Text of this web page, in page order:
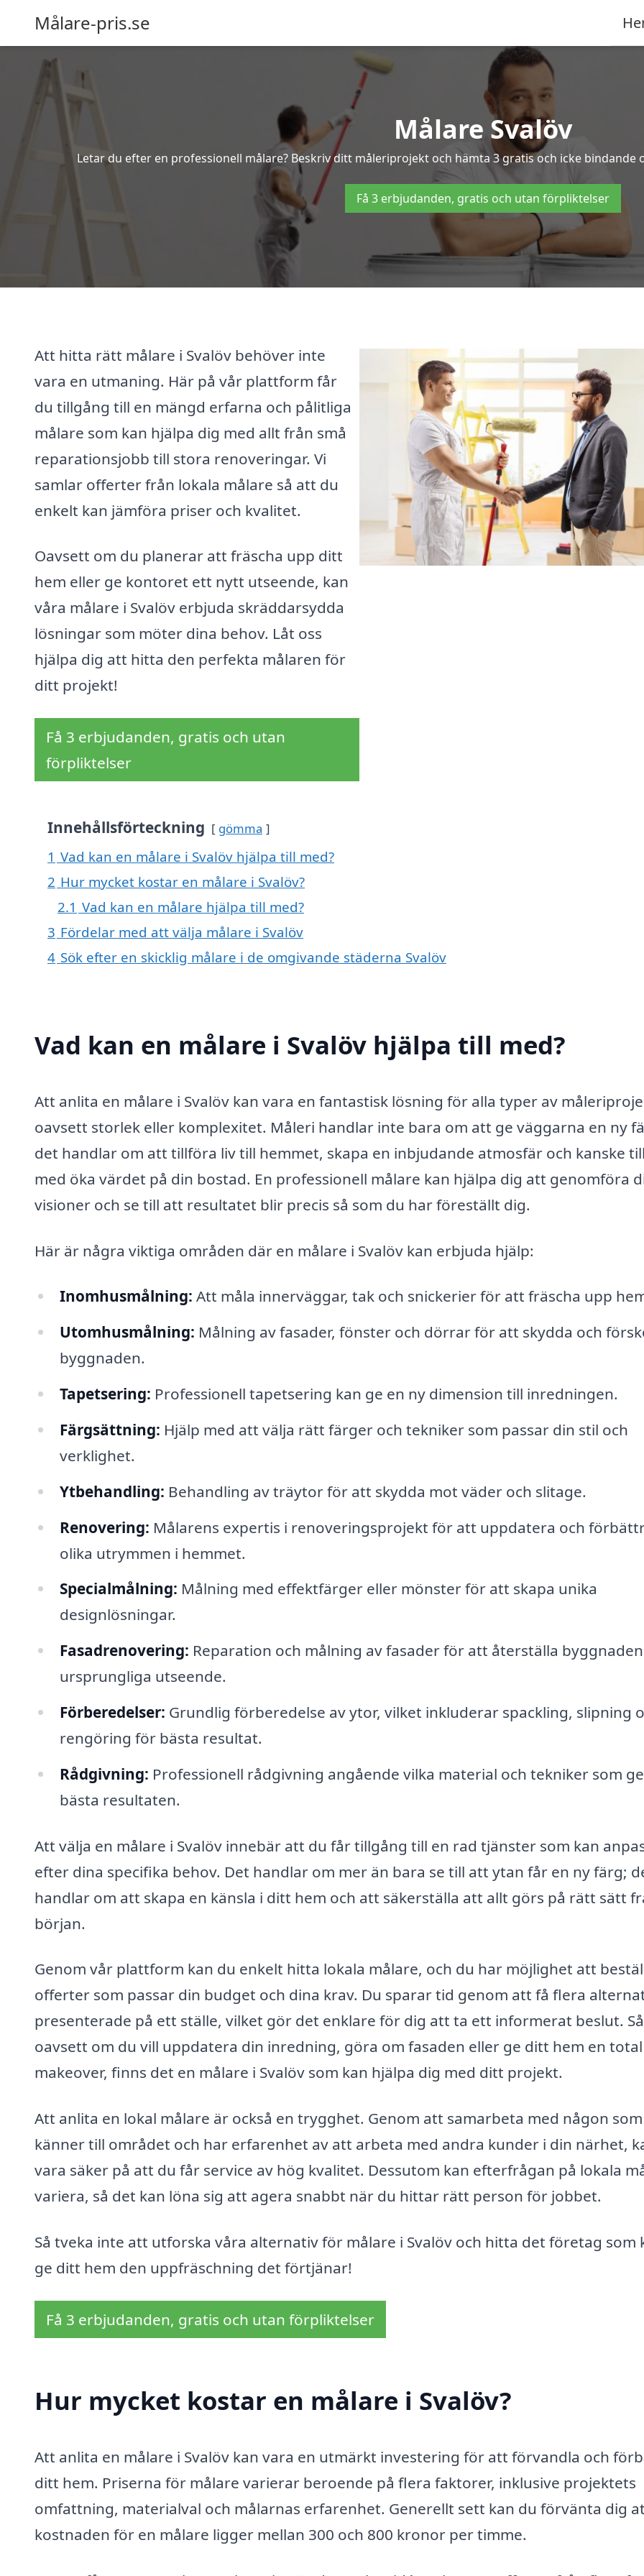
Målare-pris.se
Målare Svalöv
Letar du efter en professionell målare? Beskriv ditt måleriprojekt och hämta 3 gratis och icke
Få 3 erbjudanden, gratis och utan förpliktelser
Att hitta rätt målare i Svalöv behöver inte
vara en utmaning. Här på vår plattform får
du tillgång till en mängd erfarna och pålitliga
målare som kan hjälpa dig med allt från små
reparationsjobb till stora renoveringar. Vi
samlar offerter från lokala målare så att du
enkelt kan jämföra priser och kvalitet.
Oavsett om du planerar att fräscha upp ditt
hem eller ge kontoret ett nytt utseende, kan
våra målare i Svalöv erbjuda skräddarsydda
lösningar som möter dina behov. Låt oss
hjälpa dig att hitta den perfekta målaren för
ditt projekt!
Få 3 erbjudanden, gratis och utan
förpliktelser
Innehållsförteckning gömma
1 Vad kan en målare i Svalöv hjälpa till med?
2 Hur mycket kostar en målare i Svalöv?
2.1 Vad kan en målare hjälpa till med?
3 Fördelar med att välja målare i Svalöv
4 Sök efter en skicklig målare i de omgivande städerna Svalöv
Vad kan en målare i Svalöv hjälpa till med?
Att anlita en målare i Svalöv kan vara en fantastisk lösning för alla typer av
oavsett storlek eller komplexitet. Måleri handlar inte bara om att ge väggarna en ny
det handlar om att tillföra liv till hemmet, skapa en inbjudande atmosfär och kanske
med öka värdet på din bostad. En professionell målare kan hjälpa dig att genomföra
visioner och se till att resultatet blir precis så som du har föreställt dig.
Här är några viktiga områden där en målare i Svalöv kan erbjuda hjälp:
Inomhusmålning: Att måla innerväggar, tak och snickerier för att fräscha upp
Utomhusmålning: Målning av fasader, fönster och dörrar för att skydda och
byggnaden.
Tapetsering: Professionell tapetsering kan ge en ny dimension till inredningen.
Färgsättning: Hjälp med att välja rätt färger och tekniker som passar din stil och
verklighet.
Ytbehandling: Behandling av träytor för att skydda mot väder och slitage.
Renovering: Målarens expertis i renoveringsprojekt för att uppdatera och
olika utrymmen i hemmet.
Specialmålning: Målning med effektfärger eller mönster för att skapa unika
designlösningar.
Fasadrenovering: Reparation och målning av fasader för att återställa
ursprungliga utseende.
Förberedelser: Grundlig förberedelse av ytor, vilket inkluderar spackling, slipning
rengöring för bästa resultat.
Rådgivning: Professionell rådgivning angående vilka material och tekniker som
bästa resultaten.
Att välja en målare i Svalöv innebär att du får tillgång till en rad tjänster som kan
efter dina specifika behov. Det handlar om mer än bara se till att ytan får en ny färg;
handlar om att skapa en känsla i ditt hem och att säkerställa att allt görs på rätt sätt
början.
Genom vår plattform kan du enkelt hitta lokala målare, och du har möjlighet att
offerter som passar din budget och dina krav. Du sparar tid genom att få flera
presenterade på ett ställe, vilket gör det enklare för dig att ta ett informerat beslut. Så
oavsett om du vill uppdatera din inredning, göra om fasaden eller ge ditt hem en total
makeover, finns det en målare i Svalöv som kan hjälpa dig med ditt projekt.
Att anlita en lokal målare är också en trygghet. Genom att samarbeta med någon som
känner till området och har erfarenhet av att arbeta med andra kunder i din närhet,
vara säker på att du får service av hög kvalitet. Dessutom kan efterfrågan på lokala
variera, så det kan löna sig att agera snabbt när du hittar rätt person för jobbet.
Så tveka inte att utforska våra alternativ för målare i Svalöv och hitta det företag som
ge ditt hem den uppfräschning det förtjänar!
Få 3 erbjudanden, gratis och utan förpliktelser
Hur mycket kostar en målare i Svalöv?
Att anlita en målare i Svalöv kan vara en utmärkt investering för att förvandla och
ditt hem. Priserna för målare varierar beroende på flera faktorer, inklusive projektets
omfattning, materialval och målarnas erfarenhet. Generellt sett kan du förvänta dig
kostnaden för en målare ligger mellan 300 och 800 kronor per timme.